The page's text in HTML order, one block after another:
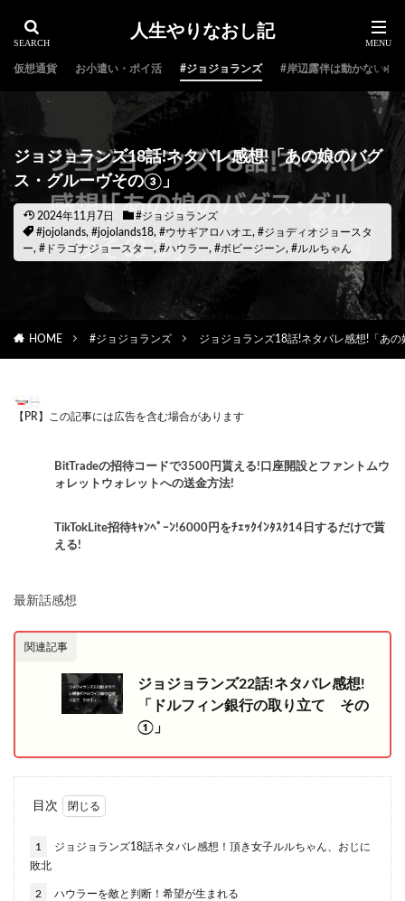
人生やりなおし記
仮想通貨 お小遣い・ポイ活 #ジョジョランズ #岸辺露伴は動かない
ジョジョランズ18話!ネタバレ感想!「あの娘のバグ
ス・グルーヴその③」
2024年11月7日
#ジョジョランズ
#jojolands, #jojolands18, #ウサギアロハオエ, #ジョディオジョースタ
ー, #ドラゴナジョースター, #ハウラー, #ボビージーン, #ルルちゃん
HOME #ジョジョランズ ジョジョランズ18話!ネタバレ感想!「あ
【PR】この記事には広告を含む場合があります
BitTradeの招待コードで3500円貰える!口座開設とファントムウ
ォレットウォレットへの送金方法!
TikTokLite招待ｷｬﾝﾍﾟｰﾝ!6000円をﾁｪｯｸｲﾝﾀｽｸ14日するだけで貰
える!
最新話感想
関連記事
ジョジョランズ22話!ネタバレ感想!
「ドルフィン銀行の取り立て その
①」
目次
1
ジョジョランズ18話ネタバレ感想！頂き女子ルルちゃん、おじに
敗北
2 ハウラーを敵と判断！希望が生まれる